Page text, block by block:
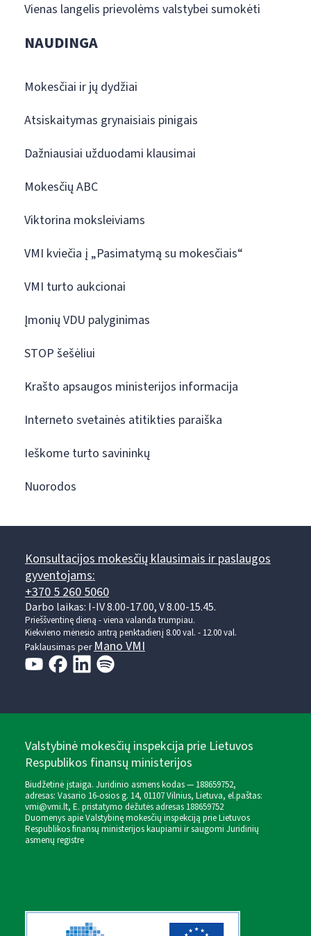
Vienas langelis prievolėms valstybei sumokėti
NAUDINGA
Mokesčiai ir jų dydžiai
Atsiskaitymas grynaisiais pinigais
Dažniausiai užduodami klausimai
Mokesčių ABC
Viktorina moksleiviams
VMI kviečia į „Pasimatymą su mokesčiais“
VMI turto aukcionai
Įmonių VDU palyginimas
STOP šešėliui
Krašto apsaugos ministerijos informacija
Interneto svetainės atitikties paraiška
Ieškome turto savininkų
Nuorodos
Konsultacijos mokesčių klausimais ir paslaugos
gyventojams:
+370 5 260 5060
Darbo laikas: I-IV 8.00-17.00, V 8.00-15.45.
Prieššventinę dieną - viena valanda trumpiau.
Kiekvieno mėnesio antrą penktadienį 8.00 val. - 12.00 val.
Paklausimas perMano VMI
Valstybinė mokesčių inspekcija prie Lietuvos
Respublikos finansų ministerijos
Biudžetinė įstaiga. Juridinio asmens kodas — 188659752,
adresas: Vasario 16-osios g. 14, 01107 Vilnius, Lietuva, el.paštas:
vmi@vmi.lt, E. pristatymo dėžutės adresas 188659752
Duomenys apie Valstybinę mokesčių inspekciją prie Lietuvos
Respublikos finansų ministerijos kaupiami ir saugomi Juridinių
asmenų registre